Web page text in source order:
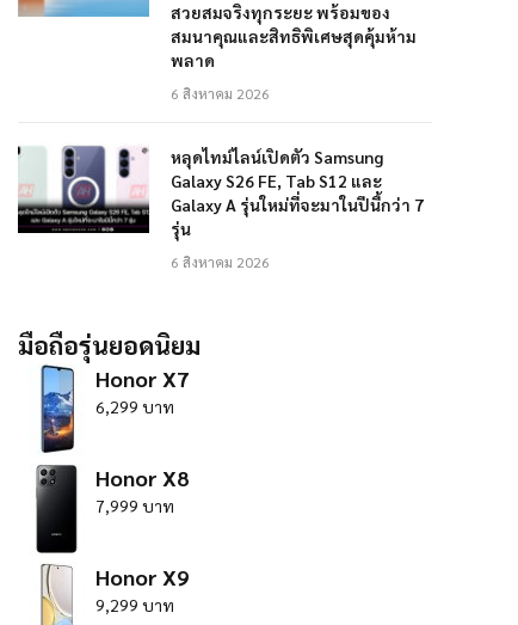
สวยสมจริงทุกระยะ พร้อมของ
สมนาคุณและสิทธิพิเศษสุดคุ้มห้าม
พลาด
6 สิงหาคม 2026
หลุดไทม์ไลน์เปิดตัว Samsung
Galaxy S26 FE, Tab S12 และ
Galaxy A รุ่นใหม่ที่จะมาในปีนี้กว่า 7
รุ่น
6 สิงหาคม 2026
มือถือรุ่นยอดนิยม
Honor X7
6,299 บาท
Honor X8
7,999 บาท
Honor X9
9,299 บาท